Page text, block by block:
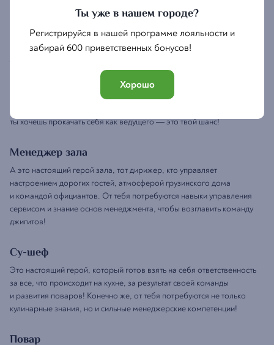
рассказывают тосты гостям, играют с ними в игры, веселят шутками
и крутыми историями! Если ты готов к этому и считаешь, что жить
не можешь без веселья и общения, то это точно твое!
Хозяин/хозяйка зала
Эти ребята умудряются держать очередь генацвале, ожидающих
своего стола! Да не просто держать, а делать так, чтобы люди
ты хочешь прокачать себя как ведущего — это твой шанс!
Менеджер зала
А это настоящий герой зала, тот дирижер, кто управляет
настроением дорогих гостей, атмосферой грузинского дома
и командой официантов. От тебя потребуются навыки управления
сервисом и знание основ менеджмента, чтобы возглавить команду
джигитов!
Су-шеф
Это настоящий герой, который готов взять на себя ответственность
за все, что происходит на кухне, за результат своей команды
и развития поваров! Конечно же, от тебя потребуются не только
кулинарные знания, но и сильные менеджерские компетенции!
Повар
Ты уже в нашем городе?
Регистрируйся в нашей программе лояльности и
забирай 600 приветственных бонусов!
Хорошо